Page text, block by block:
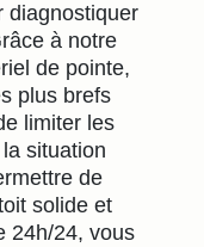
diagnostiquer
à notre
de pointe,
plus brefs
limiter les
situation
de
solide et
24h/24, vous